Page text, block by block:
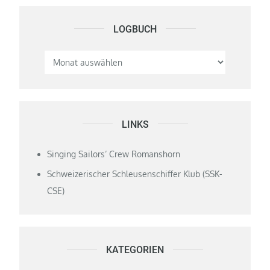
LOGBUCH Logbuch
LINKS
Singing Sailors‘ Crew Romanshorn
Schweizerischer Schleusenschiffer Klub (SSK-
CSE)
KATEGORIEN